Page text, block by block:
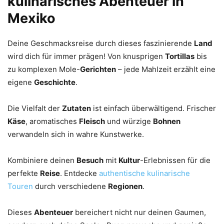
Mexiko
Deine Geschmacksreise durch dieses faszinierende Land
wird dich für immer prägen! Von knusprigen Tortillas bis
zu komplexen Mole-Gerichten – jede Mahlzeit erzählt eine
eigene Geschichte.
Die Vielfalt der Zutaten ist einfach überwältigend. Frischer
Käse, aromatisches Fleisch und würzige Bohnen
verwandeln sich in wahre Kunstwerke.
Kombiniere deinen Besuch mit Kultur-Erlebnissen für die
perfekte Reise. Entdecke authentische kulinarische
Touren durch verschiedene Regionen.
Dieses Abenteuer bereichert nicht nur deinen Gaumen,